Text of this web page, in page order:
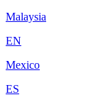
Malaysia
EN
Mexico
ES